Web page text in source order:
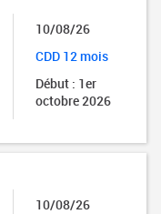
10/08/26
CDD 12 mois
Début : 1er
octobre 2026
10/08/26